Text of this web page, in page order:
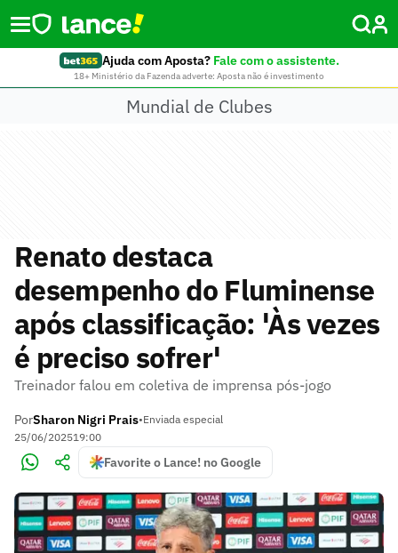
Ajuda com Aposta? Fale com o assistente.
18+ Ministério da Fazenda adverte: Aposta não é investimento
Mundial de Clubes
Renato destaca
desempenho do Fluminense
após classificação: 'Às vezes
é preciso sofrer'
Treinador falou em coletiva de imprensa pós-jogo
PorSharon Nigri Prais•Enviada especial
25/06/202519:00
Favorite o Lance! no Google